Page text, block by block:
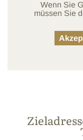
Wenn Sie
müssen Sie